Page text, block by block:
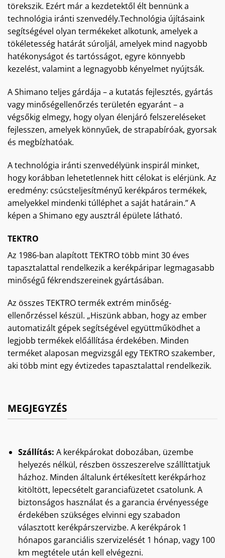
törekszik. Ezért már a kezdetektől élt bennünk a
technológia iránti szenvedély.Technológia újításaink
segítségével olyan termékeket alkotunk, amelyek a
tökéletesség határát súroljál, amelyek mind nagyobb
hatékonyságot és tartósságot, egyre könnyebb
kezelést, valamint a legnagyobb kényelmet nyújtsák.
A Shimano teljes gárdája – a kutatás fejlesztés, gyártás
vagy minőségellenőrzés területén egyaránt – a
végsőkig elmegy, hogy olyan élenjáró felszereléseket
fejlesszen, amelyek könnyűek, de strapabíróak, gyorsak
és megbízhatóak.
A technológia iránti szenvedélyünk inspirál minket,
hogy korábban lehetetlennek hitt célokat is elérjünk. Az
eredmény: csúcsteljesítményű kerékpáros termékek,
amelyekkel mindenki túlléphet a saját határain.” A
képen a Shimano egy ausztrál épülete látható.
TEKTRO
Az 1986-ban alapított TEKTRO több mint 30 éves
tapasztalattal rendelkezik a kerékpáripar legmagasabb
minőségű fékrendszereinek gyártásában.
Az összes TEKTRO termék extrém minőség-
ellenőrzéssel készül. „Hiszünk abban, hogy az ember
automatizált gépek segítségével együttműködhet a
legjobb termékek előállítása érdekében. Minden
terméket alaposan megvizsgál egy TEKTRO szakember,
aki több mint egy évtizedes tapasztalattal rendelkezik.
MEGJEGYZÉS
Szállítás: A kerékpárokat dobozában, üzembe
helyezés nélkül, részben összeszerelve szállíttatjuk
házhoz. Minden általunk értékesített kerékpárhoz
kitöltött, lepecsételt garanciafüzetet csatolunk. A
biztonságos használat és a garancia érvényessége
érdekében szükséges elvinni egy szabadon
választott kerékpárszervizbe. A kerékpárok 1
hónapos garanciális szervizelését 1 hónap, vagy 100
km megtétele után kell elvégezni.